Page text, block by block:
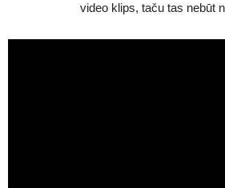
video klips, taču tas nebūt